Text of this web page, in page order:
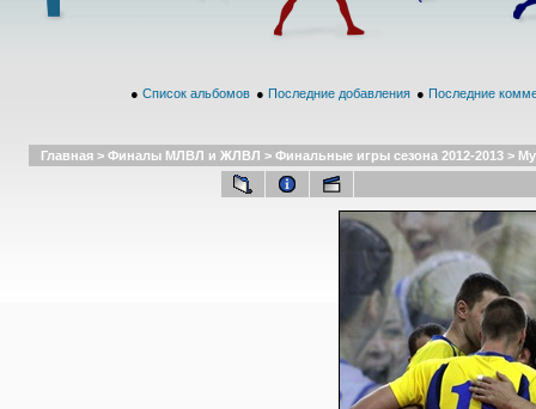
● Список альбомов ● Последние добавления ● Последние
Главная > Финалы МЛВЛ и ЖЛВЛ > Финальные игры сезона 2012-2013 >